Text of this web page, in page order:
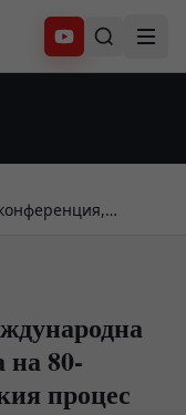
Абонирай се
на 80-
процес